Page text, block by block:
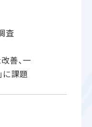
査
善、一
に課題